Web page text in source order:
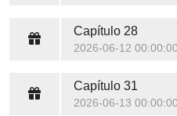
Capítulo 28
2026-06-12 00:00:00
Capítulo 31
2026-06-13 00:00:00